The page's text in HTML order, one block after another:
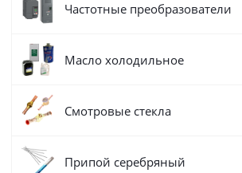
Частотные преобразователи
Масло холодильное
Смотровые стекла
Припой серебряный